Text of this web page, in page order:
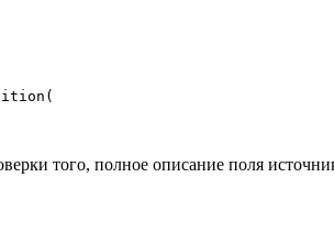
того, полное описание поля